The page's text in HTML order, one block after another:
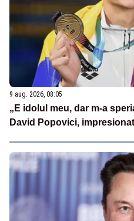
9 aug. 2026, 08:05
„E idolul meu, dar m-a
David Popovici,